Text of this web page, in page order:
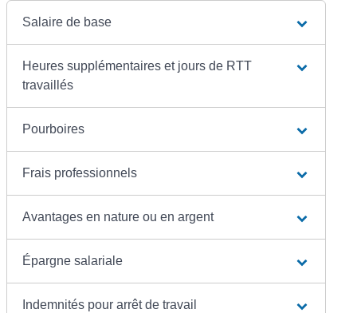
Salaire de base
Heures supplémentaires et jours de RTT
travaillés
Pourboires
Frais professionnels
Avantages en nature ou en argent
Épargne salariale
Indemnités pour arrêt de travail